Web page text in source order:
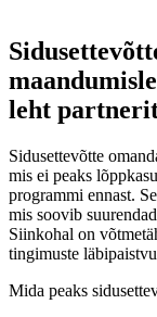
leht
Sidusettevõtte
mis ei peaks
programmi ennast.
mis soovib
Siinkohal on
tingimuste
Mida peaks